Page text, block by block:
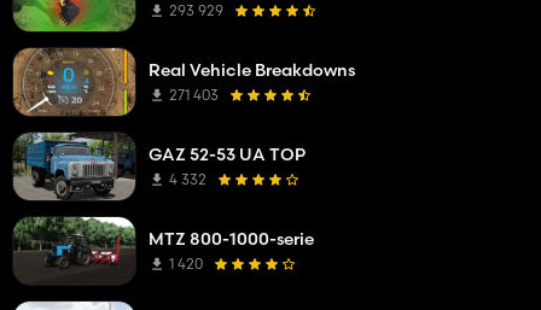
293 929
Real Vehicle Breakdowns
271 403
GAZ 52-53 UA TOP
4 332
MTZ 800-1000-serie
1 420